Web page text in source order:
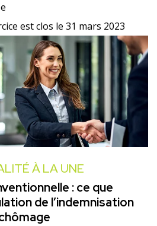
est clos le 31 mars 2023
À LA UNE
: ce que
de l’indemnisation